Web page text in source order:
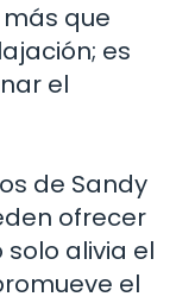
que
es
el
de Sandy
ofrecer
solo alivia el
el